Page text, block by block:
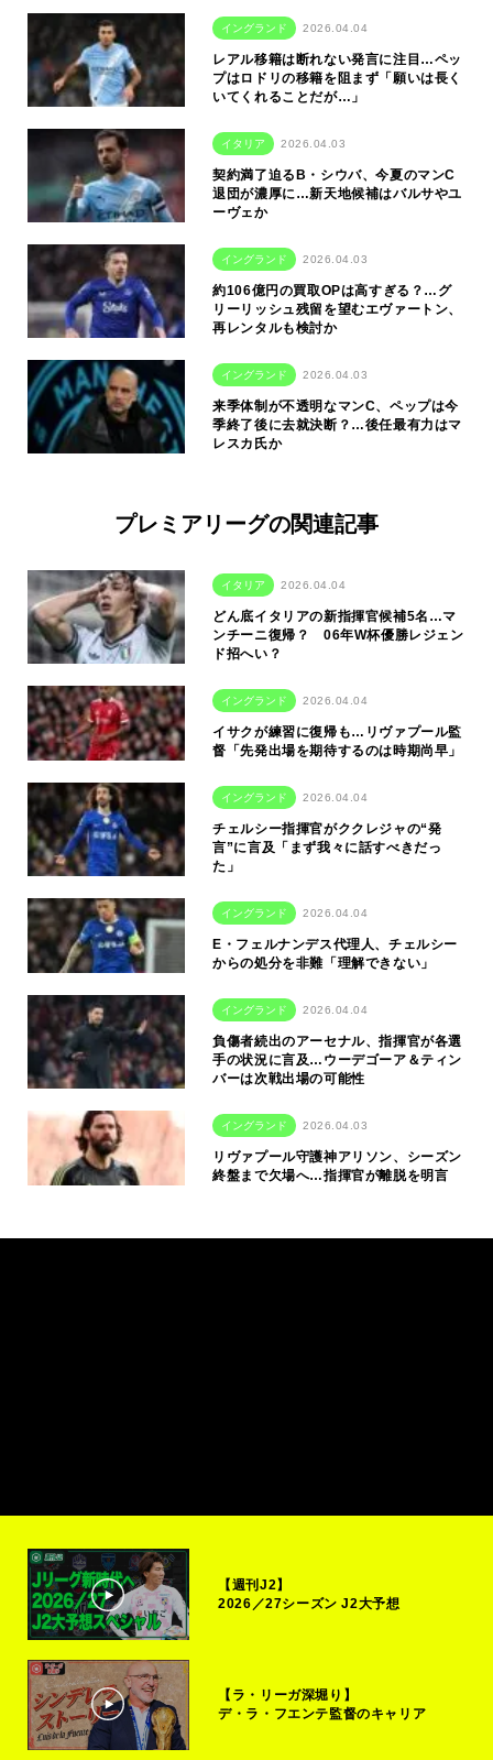
イングランド 2026.04.04
レアル移籍は断れない発言に注目…ペッ
プはロドリの移籍を阻まず「願いは長く
いてくれることだが…」
イタリア 2026.04.03
契約満了迫るB・シウバ、今夏のマンC
退団が濃厚に…新天地候補はバルサやユ
ーヴェか
イングランド 2026.04.03
約106億円の買取OPは高すぎる？…グ
リーリッシュ残留を望むエヴァートン、
再レンタルも検討か
イングランド 2026.04.03
来季体制が不透明なマンC、ペップは今
季終了後に去就決断？…後任最有力はマ
レスカ氏か
プレミアリーグの関連記事
イタリア 2026.04.04
どん底イタリアの新指揮官候補5名…マ
ンチーニ復帰？ 06年W杯優勝レジェン
ド招へい？
イングランド 2026.04.04
イサクが練習に復帰も…リヴァプール監
督「先発出場を期待するのは時期尚早」
イングランド 2026.04.04
チェルシー指揮官がククレジャの“発
言”に言及「まず我々に話すべきだっ
た」
イングランド 2026.04.04
E・フェルナンデス代理人、チェルシー
からの処分を非難「理解できない」
イングランド 2026.04.04
負傷者続出のアーセナル、指揮官が各選
手の状況に言及…ウーデゴーア＆ティン
バーは次戦出場の可能性
イングランド 2026.04.03
リヴァプール守護神アリソン、シーズン
終盤まで欠場へ…指揮官が離脱を明言
【週刊J2】
2026／27シーズン J2大予想
【ラ・リーガ深堀り】
デ・ラ・フエンテ監督のキャリア